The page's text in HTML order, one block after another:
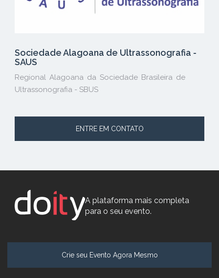
Sociedade Alagoana de Ultrassonografia -
SAUS
Regional Alagoana da Sociedade Brasileira de
Ultrassonografia - SBUS
ENTRE EM CONTATO
A plataforma mais completa
para o seu evento.
Crie seu Evento Agora Mesmo